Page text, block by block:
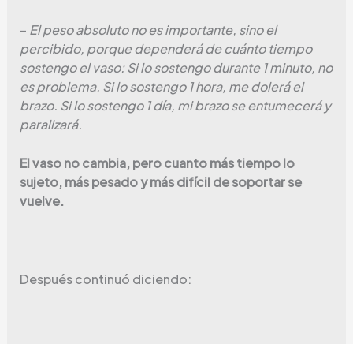
– El peso absoluto no es importante, sino el
percibido, porque dependerá de cuánto tiempo
sostengo el vaso: Si lo sostengo durante 1 minuto, no
es problema. Si lo sostengo 1 hora, me dolerá el
brazo. Si lo sostengo 1 día, mi brazo se entumecerá y
paralizará.
El vaso no cambia, pero cuanto más tiempo lo
sujeto, más pesado y más difícil de soportar se
vuelve.
Después continuó diciendo: